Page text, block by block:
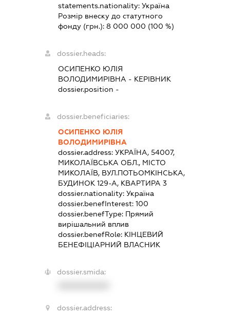
statements.nationality: Україна
Розмір внеску до статутного
фонду (грн.): 8 000 000 (100 %)
dossier.heads:
ОСИПЕНКО ЮЛІЯ
ВОЛОДИМИРІВНА - КЕРІВНИК
dossier.position -
dossier.beneficiaries:
ОСИПЕНКО ЮЛІЯ
ВОЛОДИМИРІВНА
dossier.address: УКРАЇНА, 54007,
МИКОЛАЇВСЬКА ОБЛ., МІСТО
МИКОЛАЇВ, ВУЛ.ПОТЬОМКІНСЬКА,
БУДИНОК 129-А, КВАРТИРА 3
dossier.nationality: Україна
dossier.benefInterest: 100
dossier.benefType: Прямий
вирішальний вплив
dossier.benefRole: КІНЦЕВИЙ
БЕНЕФІЦІАРНИЙ ВЛАСНИК
dossier.smida:
dossier.address: